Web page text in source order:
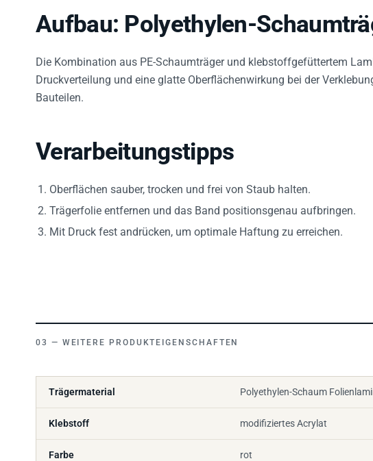
Aufbau: Polyethylen-
Die Kombination aus PE-Schaumträger und klebstoffgefüttertem
Druckverteilung und eine glatte Oberflächenwirkung bei der
Bauteilen.
Verarbeitungstipps
Oberflächen sauber, trocken und frei von Staub halten.
Trägerfolie entfernen und das Band positionsgenau aufbringen.
Mit Druck fest andrücken, um optimale Haftung zu erreichen.
WEITERE PRODUKTEIGENSCHAFTEN
Trägermaterial Polyethylen-Schaum
Klebstoff modifiziertes Acrylat
Farbe rot